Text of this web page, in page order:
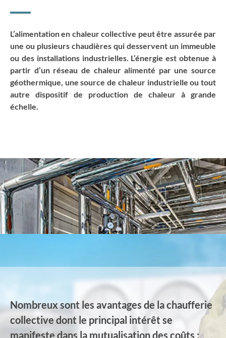
L’alimentation en chaleur collective peut être assurée par
une ou plusieurs chaudières qui desservent un immeuble
ou des installations industrielles. L’énergie est obtenue à
partir d’un réseau de chaleur alimenté par une source
géothermique, une source de chaleur industrielle ou tout
autre dispositif de production de chaleur à grande
échelle.
Nombreux sont les avantages de la chaufferie
collective dont le principal intérêt se
manifeste dans la mutualisation des coûts :